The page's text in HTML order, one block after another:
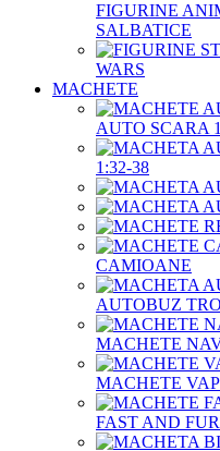
FIGURINE
SALBATICE
WARS
MACHETE
AUTO SCARA
1:32-38
CAMIOANE
AUTOBUZ
MACHETE
MACHETE
FAST AND